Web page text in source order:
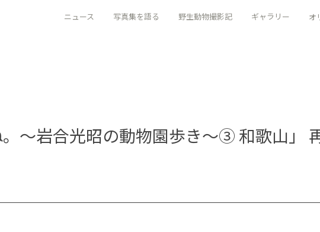
ニュース 写真集を語る 野生動物撮影記 ギャラリー オ
〜岩合光昭の動物園歩き〜③ 和歌山」